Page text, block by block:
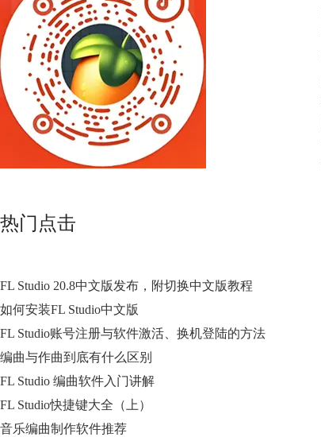
热门点击
FL Studio 20.8中文版发布，附切换中文版教程
如何安装FL Studio中文版
FL Studio账号注册与软件激活、换机登陆的方法
编曲与作曲到底有什么区别
FL Studio 编曲软件入门讲解
FL Studio快捷键大全（上）
音乐编曲制作软件推荐